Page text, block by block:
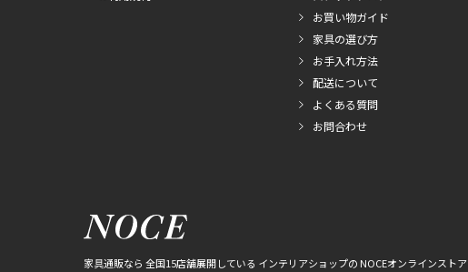
お買い物ガイド
家具の選び方
お手入れ方法
配送について
よくある質問
お問合わせ
家具通販なら 全国15店舗展開している インテリアショップの NOCEオンラインストア